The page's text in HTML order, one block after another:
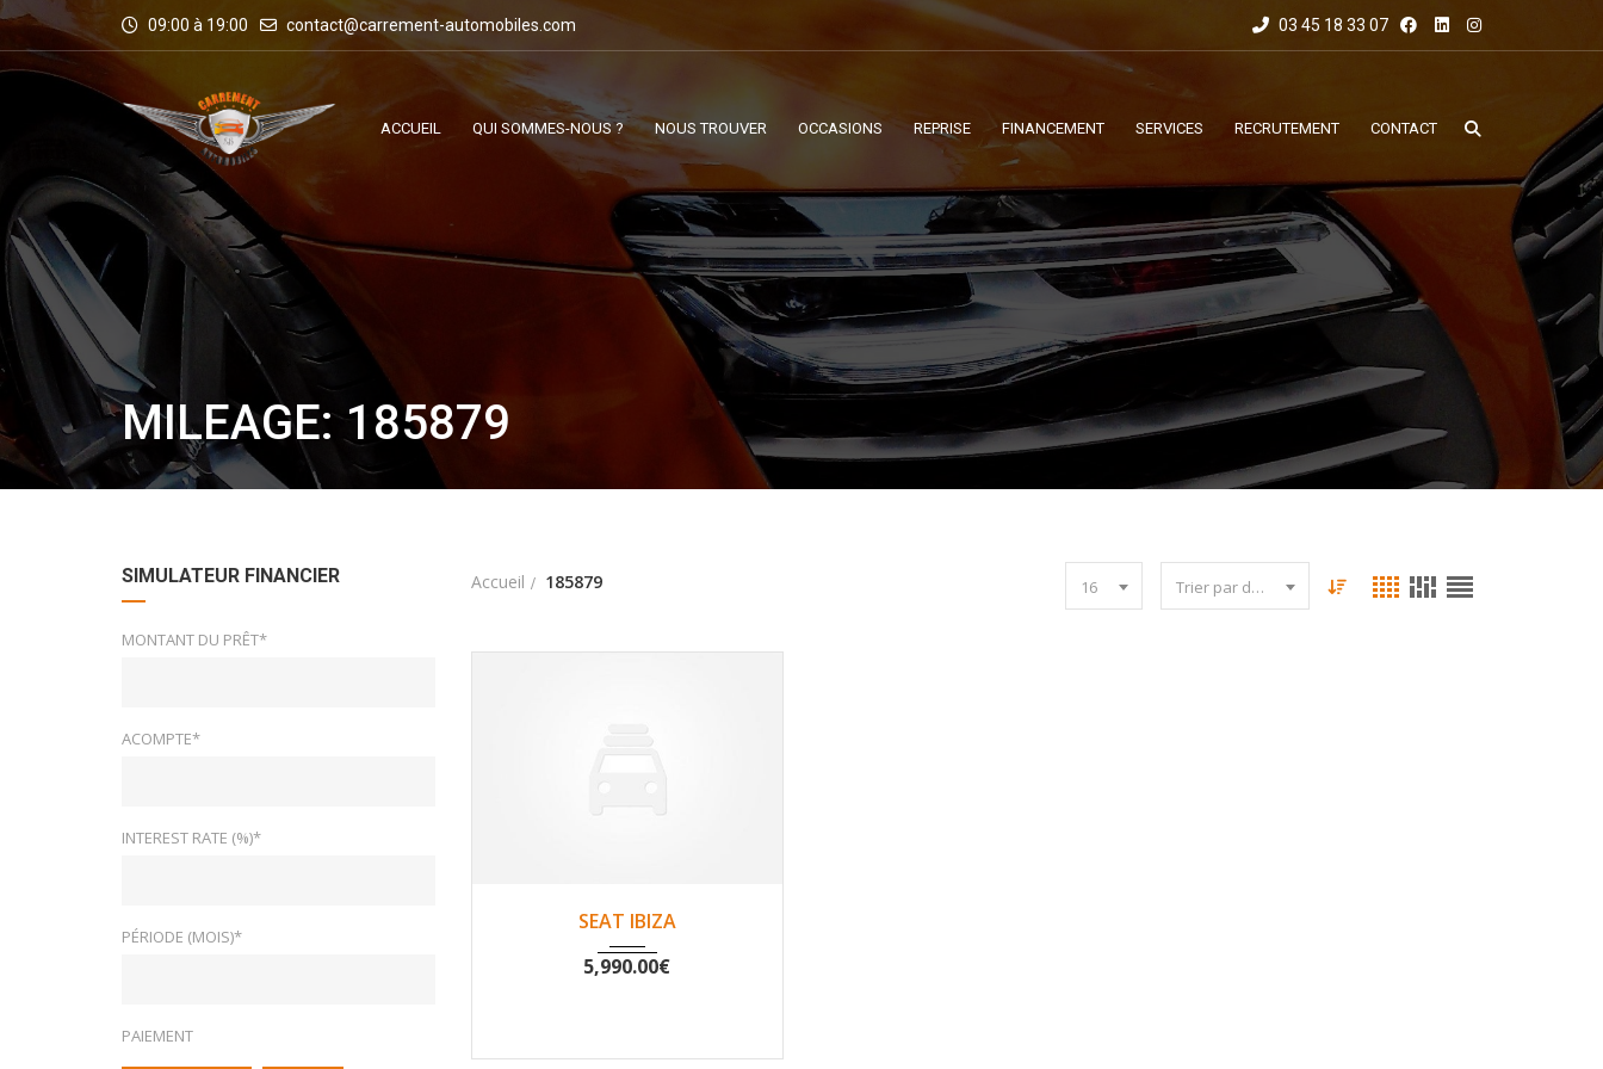
09:00 à 19:00 contact@carrement-automobiles.com 03 45 18 33 07
ACCUEIL QUI SOMMES-NOUS ? NOUS TROUVER OCCASIONS REPRISE FINANCEMENT SERVICES RECRUTEMENT CONTACT
MILEAGE: 185879
SIMULATEUR FINANCIER
MONTANT DU PRÊT*
ACOMPTE*
INTEREST RATE (%)*
PÉRIODE (MOIS)*
PAIEMENT
Accueil 185879 16 Trier par date
Non
SEAT IBIZA
5,990.00€